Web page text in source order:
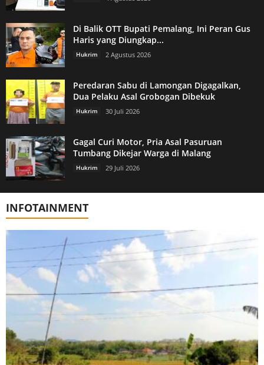
Di Balik OTT Bupati Pemalang, Ini Peran Gus
Haris yang Diungkap...
Hukrim 2 Agustus 2026
Peredaran Sabu di Lamongan Digagalkan,
Dua Pelaku Asal Grobogan Dibekuk
Hukrim 30 Juli 2026
Gagal Curi Motor, Pria Asal Pasuruan
Tumbang Dikejar Warga di Malang
Hukrim 29 Juli 2026
INFOTAINMENT